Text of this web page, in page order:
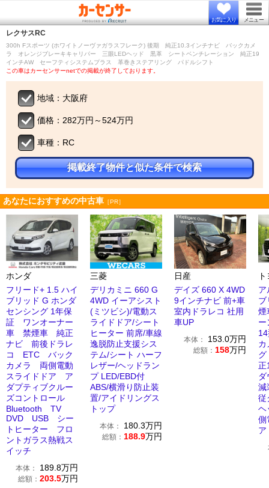
お気に入り メニュー
レクサス RC
300h Fスポーツ (ホワイトノーヴァガラスフレーク) 後期 純正10.3インチナビ バックカメ
ラ オレンジブレーキキャリパー 三眼LEDヘッド 黒革 シートベンチレーション 純正19
インチAW セーフティシステムプラス 革巻きステアリング パドルシフト
この車はカーセンサーnetでの掲載が終了しております。
地域：大阪府
価格：282万円～524万円
車種：RC
掲載終了物件と似た条件で検索
あなたにおすすめの中古車 ［PR］
ホンダ
フリード+ 1.5 ハイ
ブリッド G ホンダ
センシング 1年保
証 ワンオーナー
車 禁煙車 純正
ナビ 前後ドラレ
コ ETC バック
カメラ 両側電動
スライドドア ア
ダプティブクルー
ズコントロール
Bluetooth TV
DVD USB シー
トヒーター フロ
ントガラス熱戦ス
イッチ
本体： 189.8万円
総額： 203.5万円
三菱
デリカミニ 660 G
4WD イーアシスト
(ミツビシ)/電動ス
ライドドア/シート
ヒーター 前席/車線
逸脱防止支援シス
テム/シート ハーフ
レザー/ヘッドラン
プ LED/EBD付
ABS/横滑り防止装
置/アイドリングス
トップ
本体： 180.3万円
総額： 188.9万円
日産
デイズ 660 X 4WD
9インチナビ 前+車
室内ドラレコ 社用
車UP
本体： 153.0万円
総額： 158万円
ア
ブ
煙
正
減
従
ヘ
側
ア